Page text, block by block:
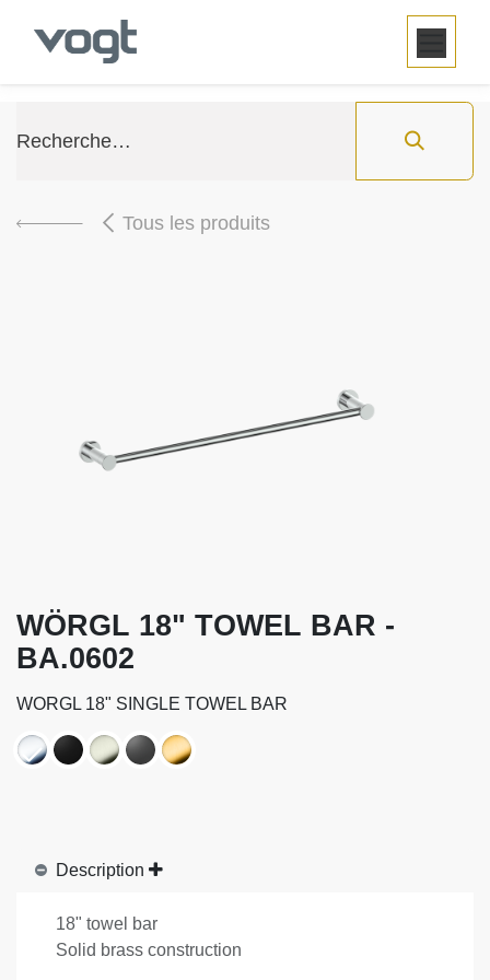
SE RENDRE AU CONTENU
Tous les produits
WÖRGL 18" TOWEL BAR -
BA.0602
WORGL 18" SINGLE TOWEL BAR
Description
18" towel bar
Solid brass construction